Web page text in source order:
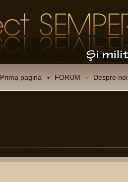
Prima pagina FORUM Despre noi